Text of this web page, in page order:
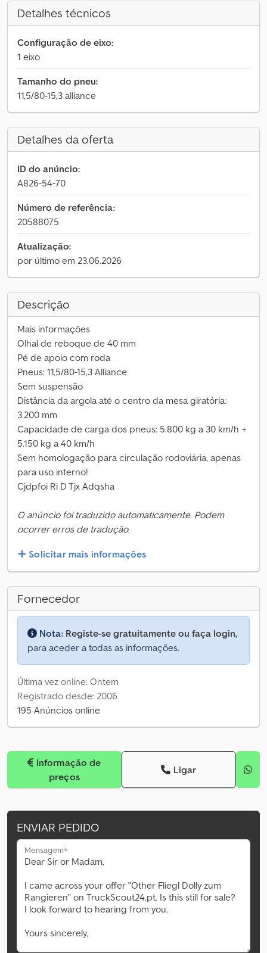
Detalhes técnicos
Configuração de eixo:
1 eixo
Tamanho do pneu:
11,5/80-15,3 alliance
Detalhes da oferta
ID do anúncio:
A826-54-70
Número de referência:
20588075
Atualização:
por último em 23.06.2026
Descrição
Mais informações
Olhal de reboque de 40 mm
Pé de apoio com roda
Pneus: 11,5/80-15,3 Alliance
Sem suspensão
Distância da argola até o centro da mesa giratória:
3.200 mm
Capacidade de carga dos pneus: 5.800 kg a 30 km/h +
5.150 kg a 40 km/h
Sem homologação para circulação rodoviária, apenas
para uso interno!
Cjdpfoi Ri D Tjx Adqsha
O anúncio foi traduzido automaticamente. Podem
ocorrer erros de tradução.
Solicitar mais informações
Fornecedor
Nota: Registe-se gratuitamente ou faça login,
para aceder a todas as informações.
Última vez online: Ontem
Registrado desde: 2006
195 Anúncios online
preços
Ligar
ENVIAR PEDIDO
Mensagem*